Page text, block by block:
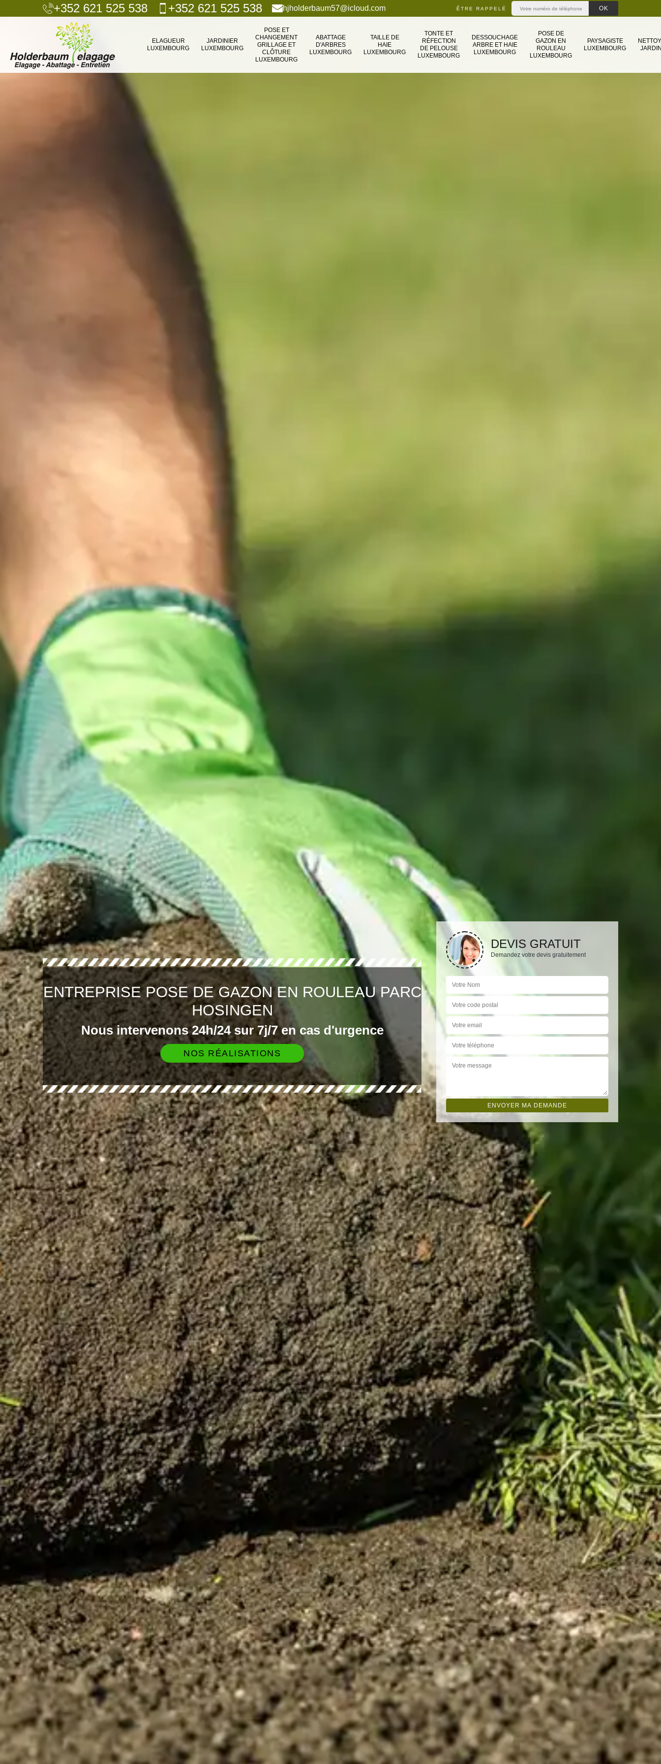
+352 621 525 538 +352 621 525 538 hjholderbaum57@icloud.com ÊTRE RAPPELÉ
ELAGUEUR
LUXEMBOURG
JARDINIER
LUXEMBOURG
POSE ET
CHANGEMENT
GRILLAGE ET
CLÔTURE
LUXEMBOURG
ABATTAGE
D'ARBRES
LUXEMBOURG
TAILLE DE
HAIE
LUXEMBOURG
TONTE ET
RÉFECTION
DE PELOUSE
LUXEMBOURG
DESSOUCHAGE
ARBRE ET HAIE
LUXEMBOURG
POSE DE
GAZON EN
ROULEAU
LUXEMBOURG
PAYSAGISTE
LUXEMBOURG
ENTREPRISE POSE DE GAZON EN ROULEAU PARC
HOSINGEN
Nous intervenons 24h/24 sur 7j/7 en cas d'urgence
NOS RÉALISATIONS
DEVIS GRATUIT
Demandez votre devis gratuitement